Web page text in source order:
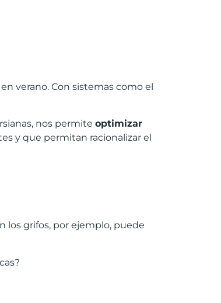
verano. Con sistemas como el
nos permite optimizar
y que permitan racionalizar el
los grifos, por ejemplo, puede